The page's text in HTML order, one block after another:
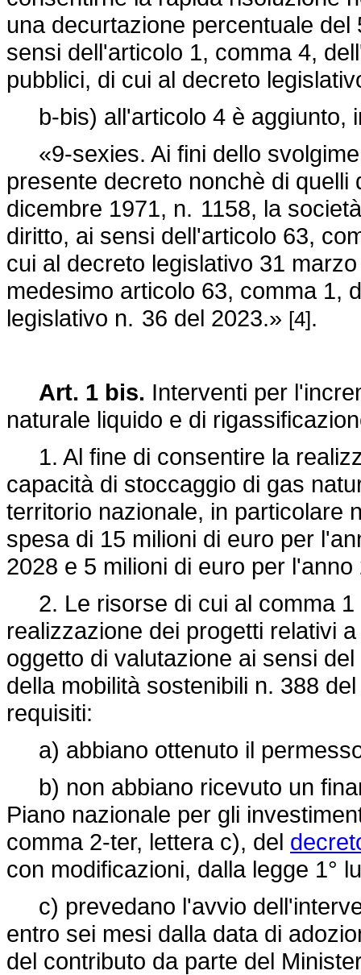
una decurtazione percentuale
sensi dell'articolo 1, comma 4,
pubblici, di cui al decreto
b-bis) all'articolo 4 è aggiunto,
«9-sexies. Ai fini dello
presente decreto nonchè di
dicembre 1971, n. 1158, la
diritto, ai sensi dell'articolo 63,
cui al decreto legislativo 31
medesimo articolo 63, comma 1,
legislativo n. 36 del 2023.» [4].
Art. 1 bis. Interventi per
naturale liquido e di
1. Al fine di consentire la
capacità di stoccaggio di gas
territorio nazionale, in particolare
spesa di 15 milioni di euro per
2028 e 5 milioni di euro per l'anno
2. Le risorse di cui al comma 1
realizzazione dei progetti relativi
oggetto di valutazione ai sensi
della mobilità sostenibili n. 388
requisiti:
a) abbiano ottenuto il
b) non abbiano ricevuto un
Piano nazionale per gli
comma 2-ter, lettera c), del
con modificazioni, dalla legge 1°
c) prevedano l'avvio
entro sei mesi dalla data di
del contributo da parte del